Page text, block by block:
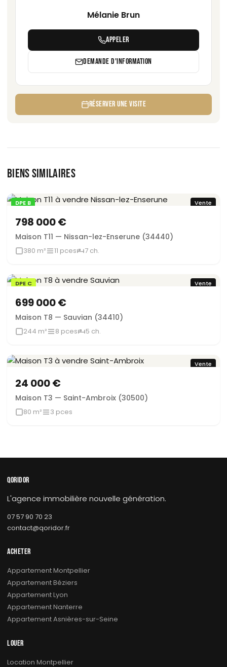
Mélanie Brun
APPELER
DEMANDE D'INFORMATION
RÉSERVER UNE VISITE
BIENS SIMILAIRES
DPE B Vente
798 000 €
Maison T11 — Nissan-lez-Enserune (34440)
380 m² 11 pces 7 ch.
DPE C Vente
699 000 €
Maison T8 — Sauvian (34410)
244 m² 8 pces 5 ch.
Vente
24 000 €
Maison T3 — Saint-Ambroix (30500)
80 m² 3 pces
QORIDOR
L'agence immobilière nouvelle génération.
07 57 90 70 23
contact@qoridor.fr
ACHETER
Appartement Montpellier
Appartement Béziers
Appartement Lyon
Appartement Nanterre
Appartement Asnières-sur-Seine
LOUER
Location Montpellier